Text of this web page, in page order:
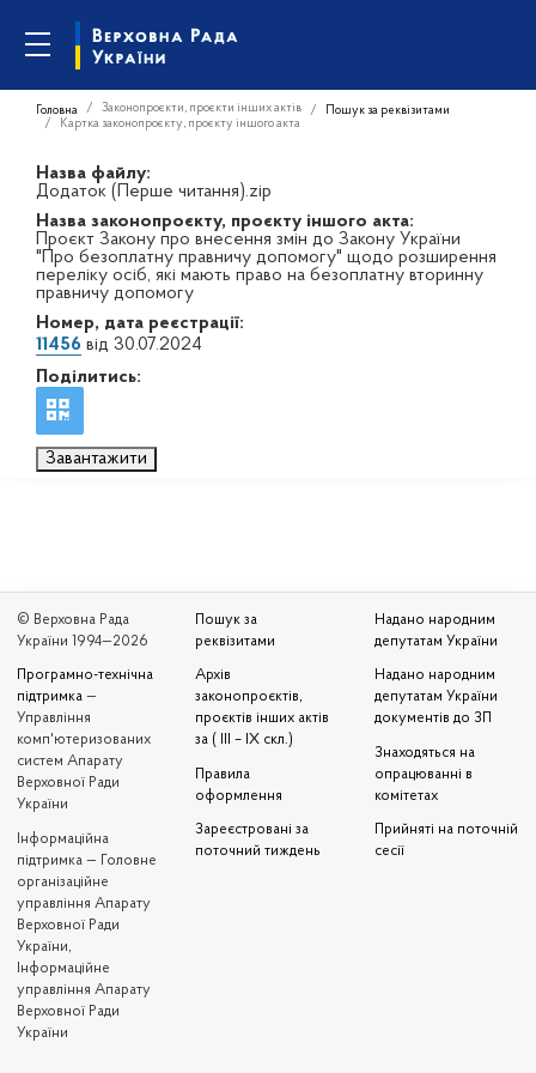
Головна Законопроєкти, проєкти інших актів
Пошук за реквізитами
Картка законопроєкту, проєкту іншого акта
Назва файлу:
Додаток (Перше читання).zip
Назва законопроєкту, проєкту іншого акта:
Проєкт Закону про внесення змін до Закону України
"Про безоплатну правничу допомогу" щодо розширення
переліку осіб, які мають право на безоплатну вторинну
правничу допомогу
Номер, дата реєстрації:
11456 від 30.07.2024
Поділитись:
Завантажити
© Верховна Рада
України 1994—2026
Програмно-технічна
підтримка —
Управління
комп'ютеризованих
систем Апарату
Верховної Ради
України
Iнформаційна
підтримка — Головне
організаційне
управління Апарату
Верховної Ради
України,
Інформаційне
управління Апарату
Верховної Ради
України
Пошук за
реквізитами
Архів
законопроєктів,
проєктів інших актів
за ( III – IX скл.)
Правила
оформлення
Зареєстровані за
поточний тиждень
Надано народним
депутатам України
Надано народним
депутатам України
документів до ЗП
Знаходяться на
опрацюванні в
комітетах
Прийняті на поточній
сесії